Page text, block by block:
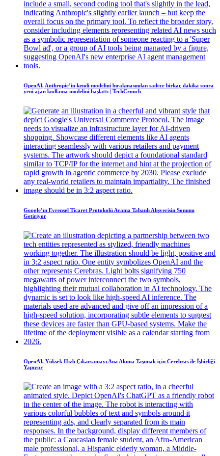
OpenAI, Anthropic’in kendi modelini bırakmasından sadece birkaç dakika sonra
yeni ajan kodlama modelini başlattı | TechCrunch
Google’ın Evrensel Ticaret Protokolü Arama Tabanlı Alışverişin Sonunu
Getiriyor
OpenAI, Yüksek Hızlı Çıkarsamayı Ana Akıma Taşımak için Cerebras ile İşbirliği
Yapıyor